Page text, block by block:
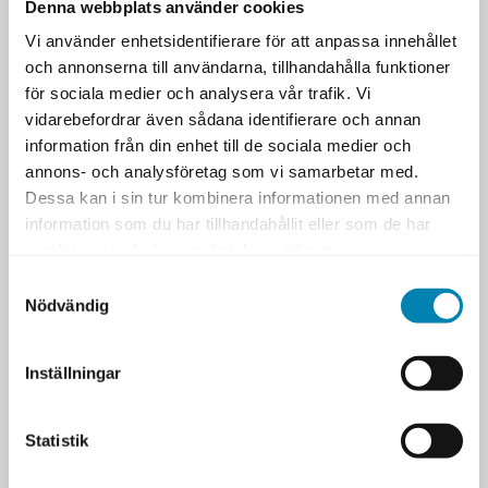
Denna webbplats använder cookies
Vi använder enhetsidentifierare för att anpassa innehållet
och annonserna till användarna, tillhandahålla funktioner
för sociala medier och analysera vår trafik. Vi
vidarebefordrar även sådana identifierare och annan
information från din enhet till de sociala medier och
annons- och analysföretag som vi samarbetar med.
Dessa kan i sin tur kombinera informationen med annan
information som du har tillhandahållit eller som de har
Nödvändig
Inställningar
Statistik
Kursen är inriktad mot ledare och
medarbetare som är ansvariga för att leda
eller utveckla specifika förändringsinitiativ
eller projekt.
Kursen genomförs i samarbete med vår
ackrediterade partnerProsci.
11 AUG
2026